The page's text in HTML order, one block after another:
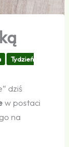
Tydzień
dziś
w postaci
na